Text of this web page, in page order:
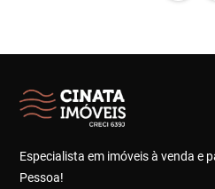
Especialista em imóveis à venda e
Pessoa!